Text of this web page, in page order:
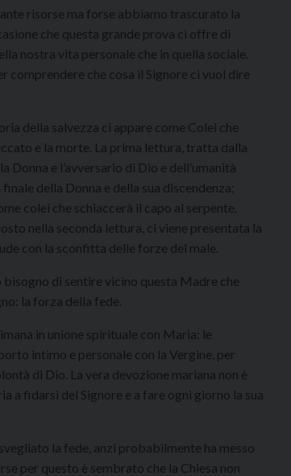
risorse ma forse abbiamo trascurato la
che questa grande prova ci offre di
nostra vita personale che in quella sociale.
comprendere che cosa il Signore ci vuol dire
della salvezza ci appare come Colei che
e la morte. La prima lettura, tratta dalla
e l’avversario di Dio e dell’umanità
della Donna e della sua discendenza;
colei che schiaccerà il capo al serpente.
nella seconda lettura, ci viene presentata la
con la sconfitta delle forze del male.
di sentire vicino questa Madre che
la forza della fede.
in unione spirituale con Maria: le
intimo e personale con la Vergine, per
di Dio. La vera devozione mariana non è
fidarsi del Signore e a fare ogni giorno la sua
la fede, anzi probabilmente ha messo
per questo è sembrato che la Chiesa non